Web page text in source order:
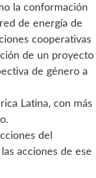
la conformación
de energía de
cooperativas
de un proyecto
de género a
Latina, con más
del
acciones de ese